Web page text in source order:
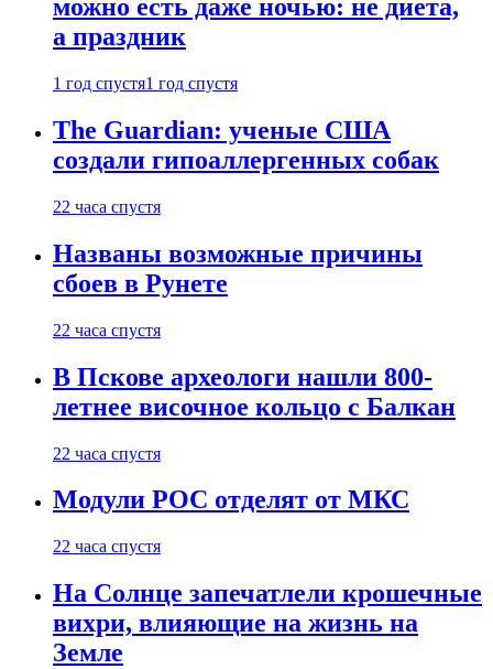
можно есть даже ночью: не диета,
а праздник
1 год спустя1 год спустя
The Guardian: ученые США
создали гипоаллергенных собак
22 часа спустя
Названы возможные причины
сбоев в Рунете
22 часа спустя
В Пскове археологи нашли 800-
летнее височное кольцо с Балкан
22 часа спустя
Модули РОС отделят от МКС
22 часа спустя
На Солнце запечатлели крошечные
вихри, влияющие на жизнь на
Земле